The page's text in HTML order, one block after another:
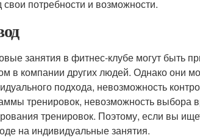
свои потребности и возможности.
занятия в фитнес-клубе могут быть
в компании других людей. Однако они
подхода, невозможность
тренировок, невозможность выбора
тренировок. Поэтому, если вы
на индивидуальные занятия.